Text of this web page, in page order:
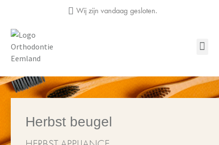
Wij zijn vandaag gesloten.
Herbst beugel